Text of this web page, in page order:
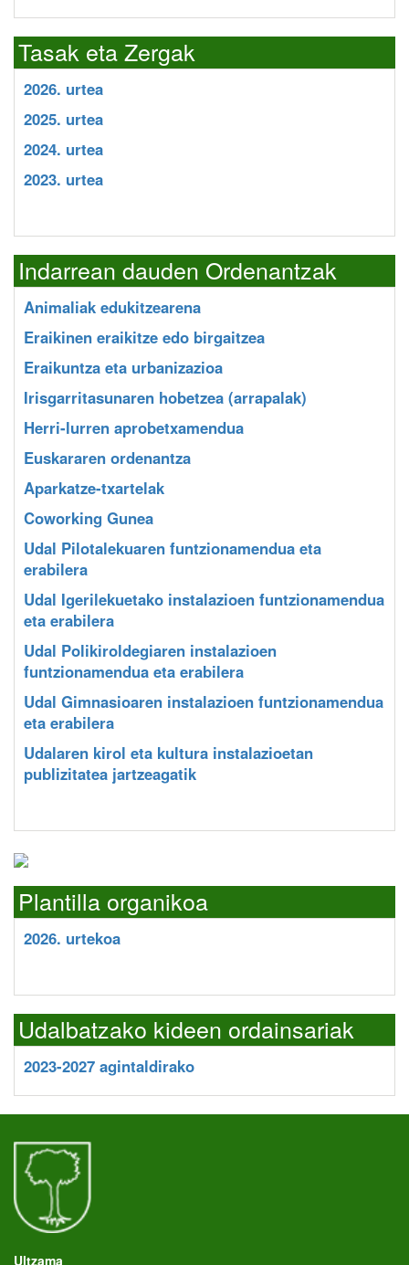
Tasak eta Zergak
2026. urtea
2025. urtea
2024. urtea
2023. urtea
Indarrean dauden Ordenantzak
Animaliak edukitzearena
Eraikinen eraikitze edo birgaitzea
Eraikuntza eta urbanizazioa
Irisgarritasunaren hobetzea (arrapalak)
Herri-lurren aprobetxamendua
Euskararen ordenantza
Aparkatze-txartelak
Coworking Gunea
Udal Pilotalekuaren funtzionamendua eta
erabilera
Udal Igerilekuetako instalazioen funtzionamendua
eta erabilera
Udal Polikiroldegiaren instalazioen
funtzionamendua eta erabilera
Udal Gimnasioaren instalazioen funtzionamendua
eta erabilera
Udalaren kirol eta kultura instalazioetan
publizitatea jartzeagatik
Plantilla organikoa
2026. urtekoa
Udalbatzako kideen ordainsariak
2023-2027 agintaldirako
Ultzama